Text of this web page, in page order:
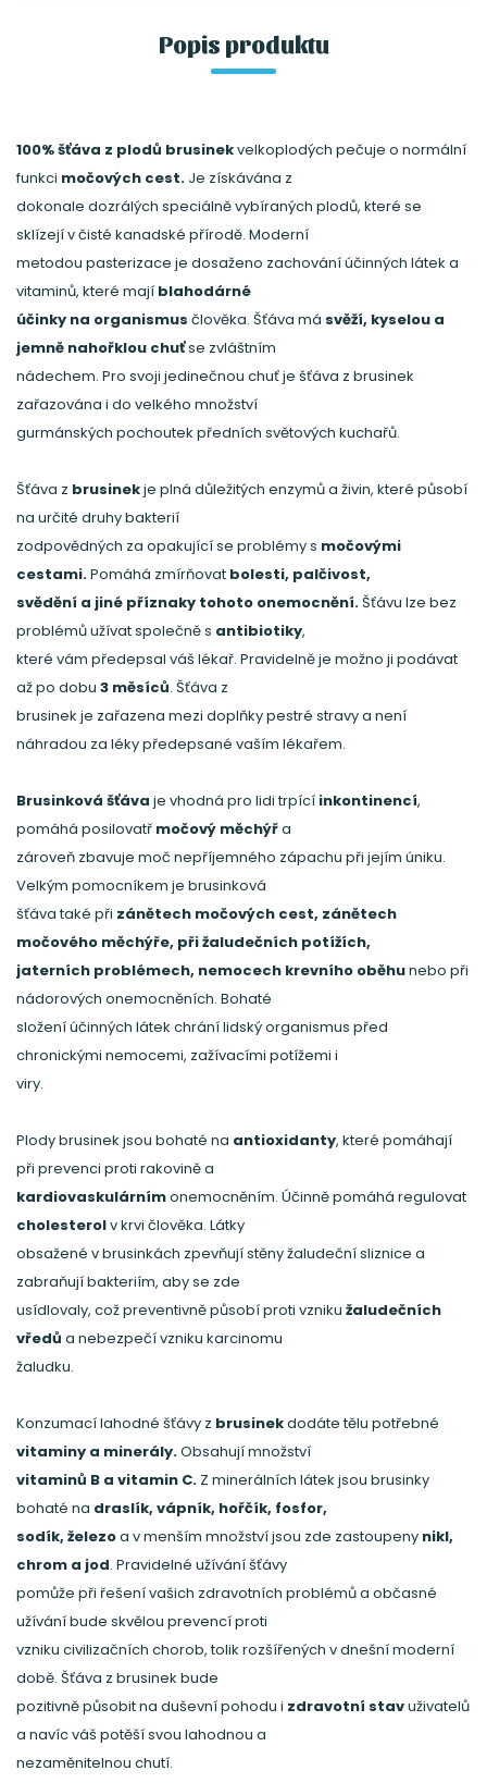
předepsané vaším lékařem.
Popis produktu
100% šťáva z plodů brusinekvelkoplodých pečuje o normální
funkci močových cest. Je získávána z
dokonale dozrálých speciálně vybíraných plodů, které se
sklízejí v čisté kanadské přírodě. Moderní
metodou pasterizace je dosaženo zachování účinných látek a
vitaminů, které mají blahodárné
účinky na organismus člověka. Šťáva má svěží, kyselou a
jemně nahořklou chuťse zvláštním
nádechem. Pro svoji jedinečnou chuť je šťáva z brusinek
zařazována i do velkého množství
gurmánských pochoutek předních světových kuchařů.
Šťáva z brusinekje plná důležitých enzymů a živin, které působí
na určité druhy bakterií
zodpovědných za opakující se problémy s močovými
cestami.Pomáhá zmírňovat bolesti, palčivost,
svědění a jiné příznaky tohoto onemocnění.Šťávu lze bez
problémů užívat společně s antibiotiky,
které vám předepsal váš lékař. Pravidelně je možno ji podávat
až po dobu 3 měsíců. Šťáva z
brusinek je zařazena mezi doplňky pestré stravy a není
náhradou za léky předepsané vaším lékařem.
Brusinková šťáva je vhodná pro lidi trpící inkontinencí,
pomáhá posilovatř močový měchýřa
zároveň zbavuje moč nepříjemného zápachu při jejím úniku.
Velkým pomocníkem je brusinková
šťáva také při zánětech močových cest, zánětech
močového měchýře, při žaludečních potížích,
jaterních problémech, nemocech krevního oběhunebo při
nádorových onemocněních. Bohaté
složení účinných látek chrání lidský organismus před
chronickými nemocemi, zažívacími potížemi i
viry.
Plody brusinek jsou bohaté na antioxidanty, které pomáhají
při prevenci proti rakovině a
kardiovaskulárnímonemocněním. Účinně pomáhá regulovat
cholesterolv krvi člověka. Látky
obsažené v brusinkách zpevňují stěny žaludeční sliznice a
zabraňují bakteriím, aby se zde
usídlovaly, což preventivně působí proti vzniku žaludečních
vředů a nebezpečí vzniku karcinomu
žaludku.
Konzumací lahodné šťávy z brusinekdodáte tělu potřebné
vitaminy a minerály.Obsahují množství
vitaminů B a vitamin C. Z minerálních látek jsou brusinky
bohaté na draslík, vápník, hořčík, fosfor,
sodík, železoa v menším množství jsou zde zastoupeny nikl,
chrom a jod. Pravidelné užívání šťávy
pomůže při řešení vašich zdravotních problémů a občasné
užívání bude skvělou prevencí proti
vzniku civilizačních chorob, tolik rozšířených v dnešní moderní
době. Šťáva z brusinek bude
pozitivně působit na duševní pohodu i zdravotní stavuživatelů
a navíc váš potěší svou lahodnou a
nezaměnitelnou chutí.